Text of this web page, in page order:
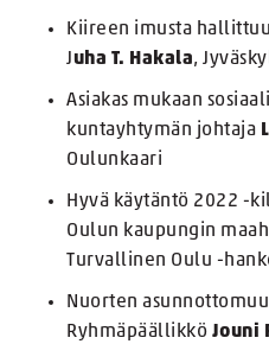
Kiireen imusta
Juha T. Hakala,
Asiakas mukaan
kuntayhtymän johtaja
Oulunkaari
Hyvä käytäntö 2022 -
Oulun kaupungin
Turvallinen Oulu -
Nuorten
Ryhmäpäällikkö Jouni